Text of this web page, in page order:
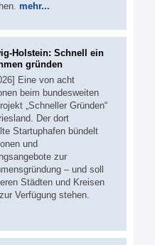
mehr...
Holstein: Schnell ein
gründen
Eine von acht
beim bundesweiten
„Schneller Gründen“
Der dort
Startuphafen bündelt
und
zur
– und soll
Städten und Kreisen
Verfügung stehen.